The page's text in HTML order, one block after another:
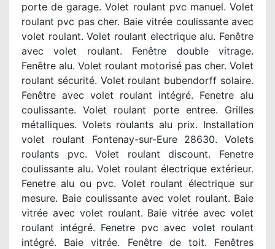
porte de garage. Volet roulant pvc manuel. Volet
roulant pvc pas cher. Baie vitrée coulissante avec
volet roulant. Volet roulant electrique alu. Fenêtre
avec volet roulant. Fenêtre double vitrage.
Fenêtre alu. Volet roulant motorisé pas cher. Volet
roulant sécurité. Volet roulant bubendorff solaire.
Fenêtre avec volet roulant intégré. Fenetre alu
coulissante. Volet roulant porte entree. Grilles
métalliques. Volets roulants alu prix. Installation
volet roulant Fontenay-sur-Eure 28630. Volets
roulants pvc. Volet roulant discount. Fenetre
coulissante alu. Volet roulant électrique extérieur.
Fenetre alu ou pvc. Volet roulant électrique sur
mesure. Baie coulissante avec volet roulant. Baie
vitrée avec volet roulant. Baie vitrée avec volet
roulant intégré. Fenetre pvc avec volet roulant
intégré. Baie vitrée. Fenêtre de toit. Fenêtres